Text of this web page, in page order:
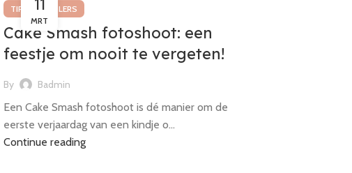
MRT
TIPS TODDLERS
Cake Smash fotoshoot: een
feestje om nooit te vergeten!
By Badmin
Een Cake Smash fotoshoot is dé manier om de
eerste verjaardag van een kindje o...
Continue reading